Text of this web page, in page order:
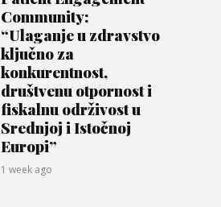
Community:
“Ulaganje u zdravstvo
ključno za
konkurentnost,
društvenu otpornost i
fiskalnu održivost u
Srednjoj i Istočnoj
Europi”
1 week ago